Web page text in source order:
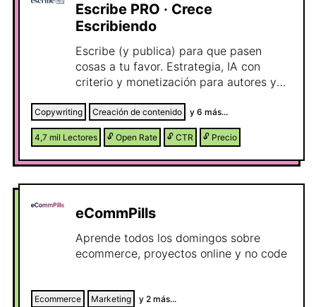
Escribe PRO · Crece
Escribiendo
Escribe (y publica) para que pasen
cosas a tu favor. Estrategia, IA con
criterio y monetización para autores y
sus ideas y construir un negocio en
torno a ellas.
Copywriting Creación de contenido y 6 más...
4,7 mil Lectores 🔓 Open Rate 🔓 CTR 🔓 Precio
eCommPills
Aprende todos los domingos sobre
ecommerce, proyectos online y no code
Ecommerce Marketing y 2 más...